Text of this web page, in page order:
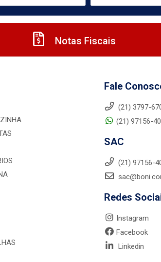
Notas Fiscais
Fale
(21) 3797-
(21) 97156-
SAC
(21) 97156-
Redes
Instagram
Facebook
Linkedin